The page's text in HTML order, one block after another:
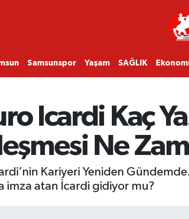
Samsunspor Yaşam SAĞLIK
Icardi Kaç
Ne
Kariyeri Yeniden
imza atan İcardi gidiyor mu?